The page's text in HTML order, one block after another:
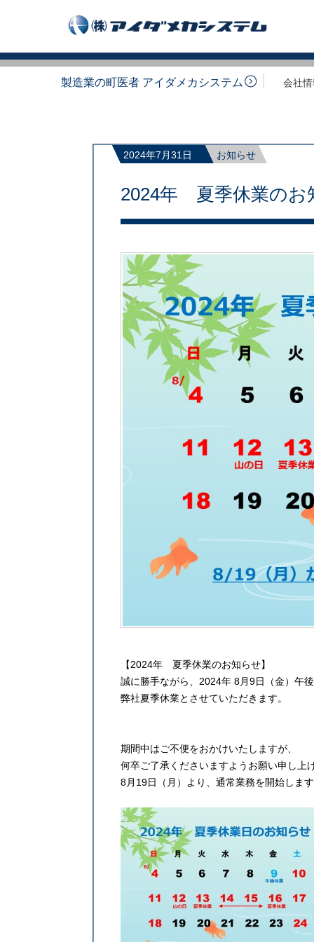
製造業の町医者 アイダメカシステム 会社
2024年7月31日 お知らせ
2024年 夏季休業のお
【2024年 夏季休業のお知らせ】
誠に勝手ながら、2024年 8月9日（金）午
弊社夏季休業とさせていただきます。
期間中はご不便をおかけいたしますが、
何卒ご了承くださいますようお願い申し上
8月19日（月）より、通常業務を開始しま